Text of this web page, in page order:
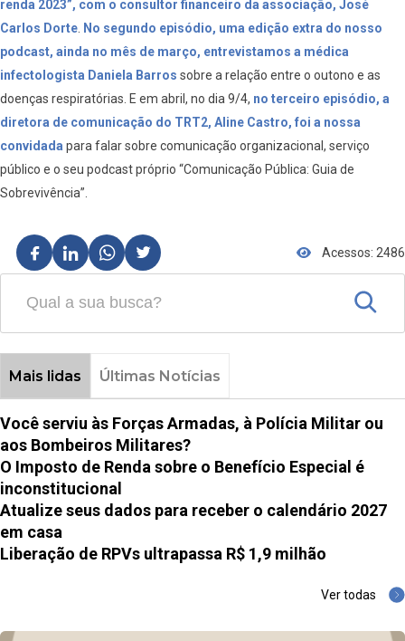
renda 2023”, com o consultor financeiro da associação, José
Carlos Dorte. No segundo episódio, uma edição extra do nosso
podcast, ainda no mês de março, entrevistamos a médica
infectologista Daniela Barros sobre a relação entre o outono e as
doenças respiratórias. E em abril, no dia 9/4, no terceiro episódio, a
diretora de comunicação do TRT2, Aline Castro, foi a nossa
convidada para falar sobre comunicação organizacional, serviço
público e o seu podcast próprio “Comunicação Pública: Guia de
Sobrevivência”.
Acessos: 2486
Mais lidas Últimas Notícias
Você serviu às Forças Armadas, à Polícia Militar ou
aos Bombeiros Militares?
O Imposto de Renda sobre o Benefício Especial é
inconstitucional
Atualize seus dados para receber o calendário 2027
em casa
Liberação de RPVs ultrapassa R$ 1,9 milhão
Ver todas